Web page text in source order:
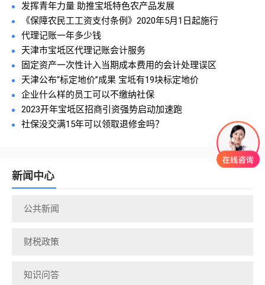
发挥青年力量 助推宝坻特色农产品发展
《保障农民工工资支付条例》2020年5月1日起施行
代理记账一年多少钱
天津市宝坻区代理记账会计服务
固定资产一次性计入当期成本费用的会计处理误区
天津公布“标定地价”成果 宝坻有19块标定地价
企业什么样的员工可以不缴纳社保
2023开年宝坻区招商引资强势启动加速跑
社保没交满15年可以领取退修金吗？
新闻中心
公共新闻
财税政策
知识问答